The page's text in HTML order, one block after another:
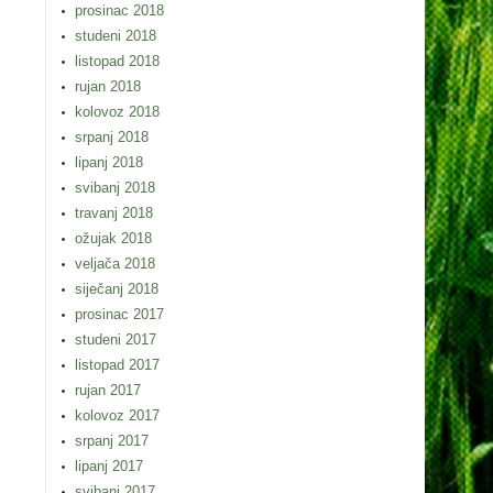
prosinac 2018
studeni 2018
listopad 2018
rujan 2018
kolovoz 2018
srpanj 2018
lipanj 2018
svibanj 2018
travanj 2018
ožujak 2018
veljača 2018
siječanj 2018
prosinac 2017
studeni 2017
listopad 2017
rujan 2017
kolovoz 2017
srpanj 2017
lipanj 2017